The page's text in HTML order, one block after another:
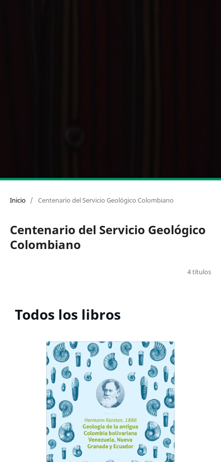
Inicio / Centenario del Servicio Geológico Colombiano
Centenario del Servicio Geológico
Colombiano
4 títulos
Todos los libros